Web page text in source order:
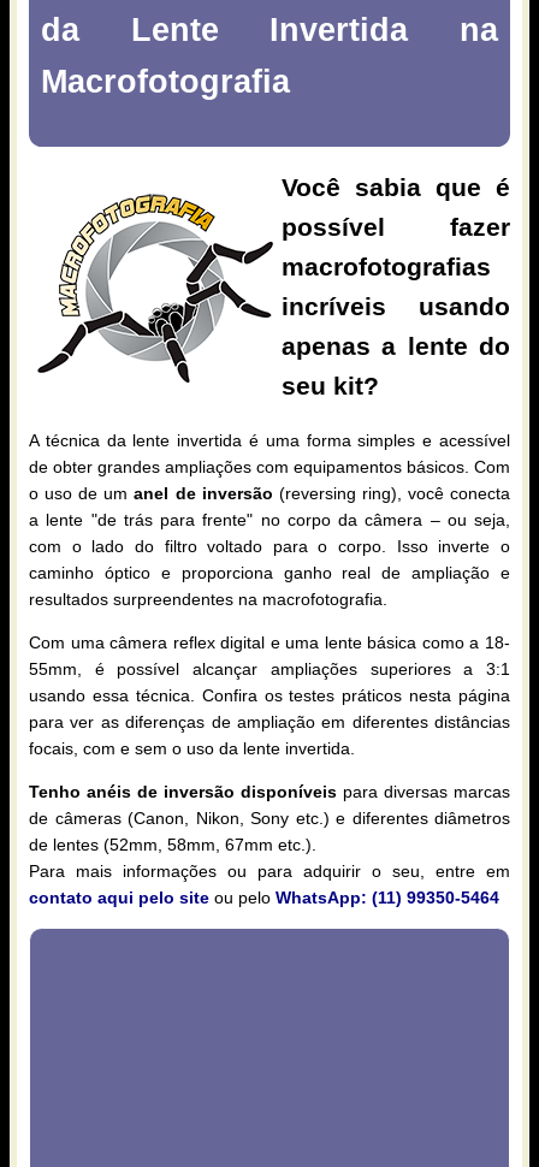
da Lente Invertida na
Macrofotografia
Você sabia que é
possível fazer
macrofotografias
incríveis usando
apenas a lente do
seu kit?
A técnica da lente invertida é uma forma simples e acessível
de obter grandes ampliações com equipamentos básicos. Com
o uso de umanel de inversão (reversing ring), você conecta
a lente "de trás para frente" no corpo da câmera – ou seja,
com o lado do filtro voltado para o corpo. Isso inverte o
caminho óptico e proporciona ganho real de ampliação e
resultados surpreendentes na macrofotografia.
Com uma câmera reflex digital e uma lente básica como a 18-
55mm, é possível alcançar ampliações superiores a 3:1
usando essa técnica. Confira os testes práticos nesta página
para ver as diferenças de ampliação em diferentes distâncias
focais, com e sem o uso da lente invertida.
Tenho anéis de inversão disponíveis para diversas marcas
de câmeras (Canon, Nikon, Sony etc.) e diferentes diâmetros
de lentes (52mm, 58mm, 67mm etc.).
Para mais informações ou para adquirir o seu, entre em
contato aqui pelo site ou pelo WhatsApp: (11) 99350-5464